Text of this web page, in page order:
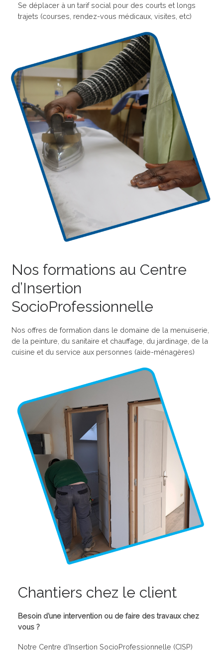
Se déplacer à un tarif social pour des courts et longs
trajets (courses, rendez-vous médicaux, visites, etc)
Nos formations au Centre
d’Insertion
SocioProfessionnelle
Nos offres de formation dans le domaine de la menuiserie,
de la peinture, du sanitaire et chauffage, du jardinage, de la
cuisine et du service aux personnes (aide-ménagères)
Chantiers chez le client
Besoin d’une intervention ou de faire des travaux chez
vous ?
Notre Centre d’Insertion SocioProfessionnelle (CISP)